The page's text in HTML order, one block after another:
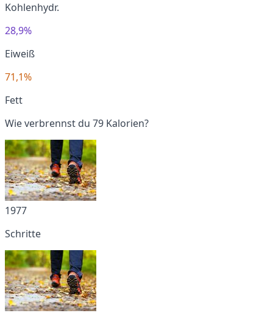
Kohlenhydr.
28,9%
Eiweiß
71,1%
Fett
Wie verbrennst du 79 Kalorien?
1977
Schritte